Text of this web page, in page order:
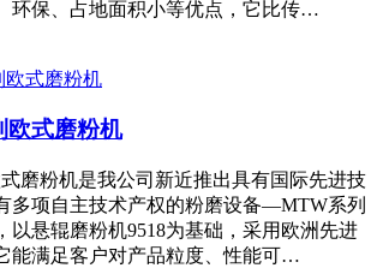
环保、占地面积小等优点，它比传…
式磨粉机
磨粉机是我公司新近推出具有国际先进技
多项自主技术产权的粉磨设备—MTW系列
以悬辊磨粉机9518为基础，采用欧洲先进
能满足客户对产品粒度、性能可…